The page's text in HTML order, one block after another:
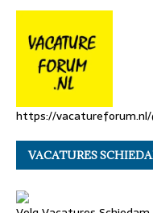
https://vacatureforum.nl/
VACATURES